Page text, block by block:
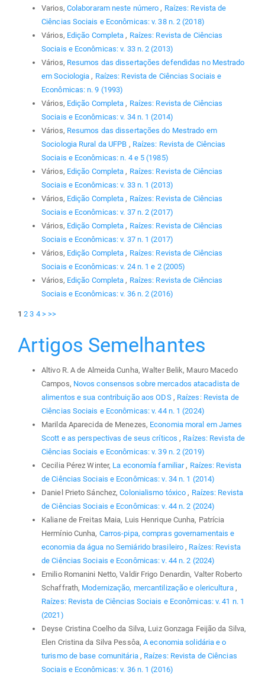
Varios, Colaboraram neste número , Raízes: Revista de
Ciências Sociais e Econômicas: v. 38 n. 2 (2018)
Vários, Edição Completa , Raízes: Revista de Ciências
Sociais e Econômicas: v. 33 n. 2 (2013)
Vários, Resumos das dissertações defendidas no Mestrado
em Sociologia , Raízes: Revista de Ciências Sociais e
Econômicas: n. 9 (1993)
Vários, Edição Completa , Raízes: Revista de Ciências
Sociais e Econômicas: v. 34 n. 1 (2014)
Vários, Resumos das dissertações do Mestrado em
Sociologia Rural da UFPB , Raízes: Revista de Ciências
Sociais e Econômicas: n. 4 e 5 (1985)
Vários, Edição Completa , Raízes: Revista de Ciências
Sociais e Econômicas: v. 33 n. 1 (2013)
Vários, Edição Completa , Raízes: Revista de Ciências
Sociais e Econômicas: v. 37 n. 2 (2017)
Vários, Edição Completa , Raízes: Revista de Ciências
Sociais e Econômicas: v. 37 n. 1 (2017)
Vários, Edição Completa , Raízes: Revista de Ciências
Sociais e Econômicas: v. 24 n. 1 e 2 (2005)
Vários, Edição Completa , Raízes: Revista de Ciências
Sociais e Econômicas: v. 36 n. 2 (2016)
1 2 3 4 > >>
Artigos Semelhantes
Altivo R. A de Almeida Cunha, Walter Belik, Mauro Macedo
Campos, Novos consensos sobre mercados atacadista de
alimentos e sua contribuição aos ODS , Raízes: Revista de
Ciências Sociais e Econômicas: v. 44 n. 1 (2024)
Marilda Aparecida de Menezes, Economia moral em James
Scott e as perspectivas de seus críticos , Raízes: Revista de
Ciências Sociais e Econômicas: v. 39 n. 2 (2019)
Cecilia Pérez Winter, La economía familiar , Raízes: Revista
de Ciências Sociais e Econômicas: v. 34 n. 1 (2014)
Daniel Prieto Sánchez,Colonialismo tóxico , Raízes: Revista
de Ciências Sociais e Econômicas: v. 44 n. 2 (2024)
Kaliane de Freitas Maia, Luis Henrique Cunha, Patrícia
Hermínio Cunha, Carros-pipa, compras governamentais e
economia da água no Semiárido brasileiro , Raízes: Revista
de Ciências Sociais e Econômicas: v. 44 n. 2 (2024)
Emilio Romanini Netto, Valdir Frigo Denardin, Valter Roberto
Schaffrath, Modernização, mercantilização e olericultura ,
Raízes: Revista de Ciências Sociais e Econômicas: v. 41 n. 1
(2021)
Deyse Cristina Coelho da Silva, Luiz Gonzaga Feijão da Silva,
Elen Cristina da Silva Pessôa,A economia solidária e o
turismo de base comunitária , Raízes: Revista de Ciências
Sociais e Econômicas: v. 36 n. 1 (2016)